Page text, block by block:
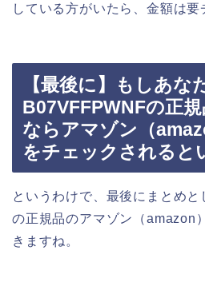
している方がいたら、金額は要
【最後に】もしあな
B07VFFPWNFの正
ならアマゾン（
をチェックされると
というわけで、最後にまとめ
の正規品のアマゾン（amazon
きますね。